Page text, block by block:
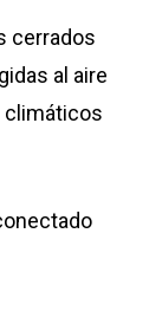
cerrados
al aire
climáticos